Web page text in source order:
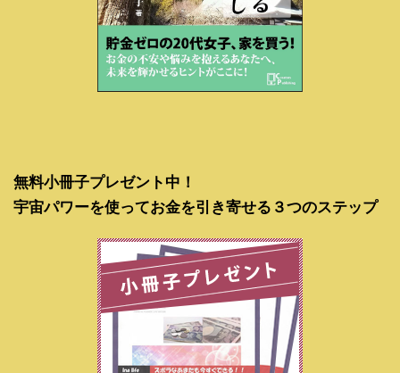
無料小冊子プレゼント中！
宇宙パワーを使ってお金を引き寄せる３つのステップ